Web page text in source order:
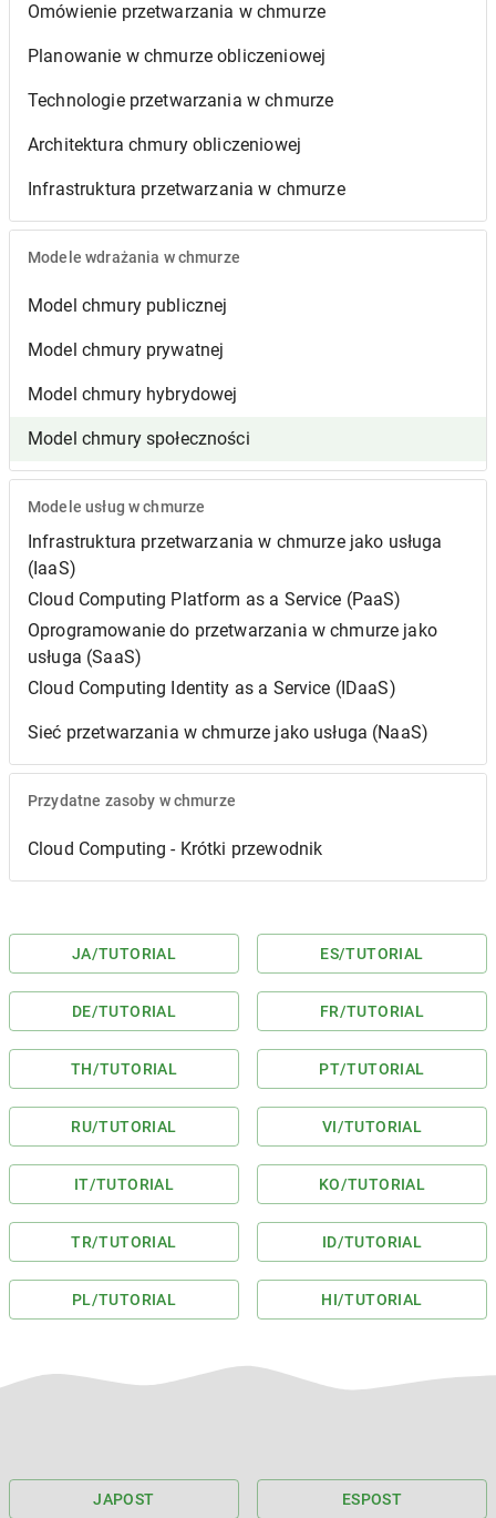
Omówienie przetwarzania w chmurze
Planowanie w chmurze obliczeniowej
Technologie przetwarzania w chmurze
Architektura chmury obliczeniowej
Infrastruktura przetwarzania w chmurze
Modele wdrażania w chmurze
Model chmury publicznej
Model chmury prywatnej
Model chmury hybrydowej
Model chmury społeczności
Modele usług w chmurze
Infrastruktura przetwarzania w chmurze jako usługa
(IaaS)
Cloud Computing Platform as a Service (PaaS)
Oprogramowanie do przetwarzania w chmurze jako
usługa (SaaS)
Cloud Computing Identity as a Service (IDaaS)
Sieć przetwarzania w chmurze jako usługa (NaaS)
Przydatne zasoby w chmurze
Cloud Computing - Krótki przewodnik
JA/TUTORIAL ES/TUTORIAL
DE/TUTORIAL FR/TUTORIAL
TH/TUTORIAL PT/TUTORIAL
RU/TUTORIAL VI/TUTORIAL
IT/TUTORIAL KO/TUTORIAL
TR/TUTORIAL ID/TUTORIAL
PL/TUTORIAL HI/TUTORIAL
JAPOST ESPOST